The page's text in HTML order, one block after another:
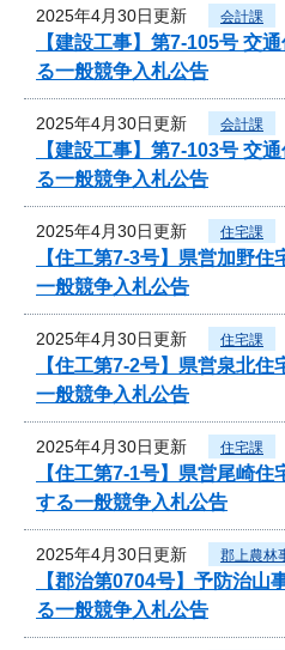
2025年4月30日更新 会計課
【建設工事】第7-105号 交
る一般競争入札公告
2025年4月30日更新 会計課
【建設工事】第7-103号 交
る一般競争入札公告
2025年4月30日更新 住宅課
【住工第7-3号】県営加野
一般競争入札公告
2025年4月30日更新 住宅課
【住工第7-2号】県営泉北
一般競争入札公告
2025年4月30日更新 住宅課
【住工第7-1号】県営尾崎
する一般競争入札公告
2025年4月30日更新 郡上農林
【郡治第0704号】予防治
る一般競争入札公告